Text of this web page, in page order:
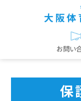
お問い
保